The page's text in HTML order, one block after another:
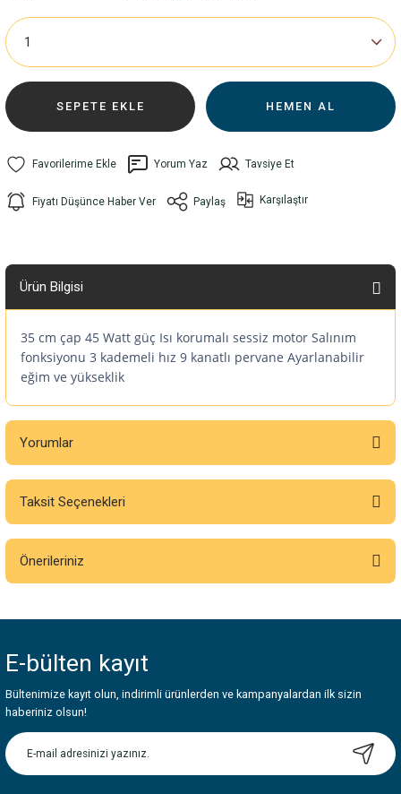
SEPETE EKLE HEMEN AL
Yorum Yaz Tavsiye Et
Fiyatı Düşünce Haber Ver Paylaş Karşılaştır
Ürün Bilgisi
35 cm çap 45 Watt güç Isı korumalı sessiz motor Salınım
fonksiyonu 3 kademeli hız 9 kanatlı pervane Ayarlanabilir
eğim ve yükseklik
Yorumlar
Bu ürüne ilk yorumu siz yapın!
Taksit Seçenekleri
Önerileriniz
Görüş ve önerileriniz için teşekkür ederiz.
Ürün resmi kalitesiz, bozuk veya görüntülenemiyor.
Ürün açıklamasında eksik bilgiler bulunuyor.
Ürün bilgilerinde hatalar bulunuyor.
E-bülten kayıt
Bültenimize kayıt olun, indirimli ürünlerden ve kampanyalardan ilk sizin
haberiniz olsun!